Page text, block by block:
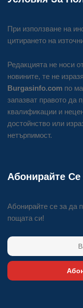
При използване на
цитирането на
Редакцията не носи
новините, те не
Burgasinfo.com по
запазват правото да
квалификации и
достойнство или
нетърпимост.
Абонирайте
Абонирайте се за да
пощата си!